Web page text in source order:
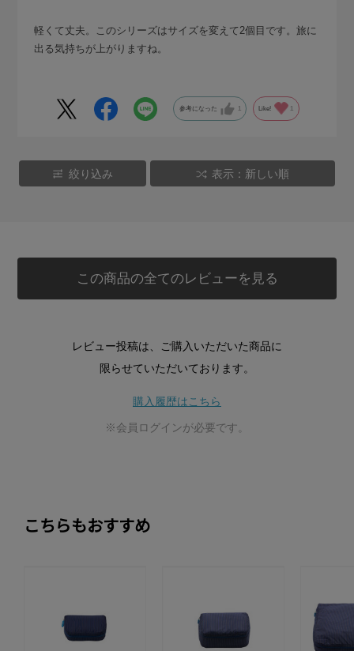
軽くて丈夫。このシリーズはサイズを変えて2個目です。旅に
出る気持ちが上がりますね。
参考になった 1 Like! 1
絞り込み 表示：新しい順
この商品の全てのレビューを見る
レビュー投稿は、ご購入いただいた商品に
限らせていただいております。
購入履歴はこちら
※会員ログインが必要です。
こちらもおすすめ